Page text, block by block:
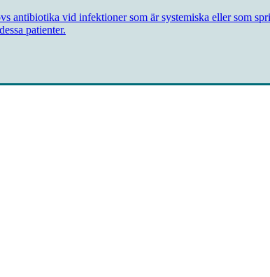
vid infektioner som är systemiska eller som
patienter.